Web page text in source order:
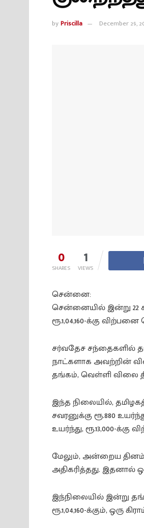
byPriscilla December 29,
0
SHARES 1
VIEWS
சென்னை:
சென்னையில் இன்று 22
ரூ.1,04,160-க்கு
சர்வதேச சந்தைகளில்
நாட்களாக அவற்றின்
தங்கம், வெள்ளி விலை
இந்த நிலையில்,
சவரனுக்கு ரூ.880
உயர்ந்து, ரூ.13,000-க்கு
மேலும், அன்றைய தினம்
அதிகரித்தது. இதனால்
இந்நிலையில் இன்று
ரூ.1,04,160-க்கும், ஒரு